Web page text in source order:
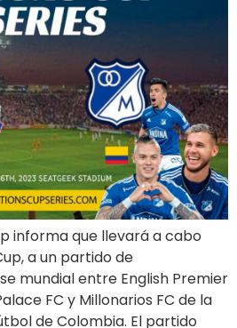
informa que llevará a cabo
a un partido de
mundial entre English Premier
FC y Millonarios FC de la
de Colombia. El partido